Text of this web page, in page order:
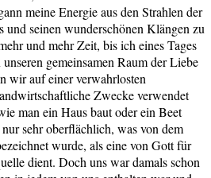
meine Energie aus den Strahlen der
und seinen wunderschönen Klängen zu
und mehr Zeit, bis ich eines Tages
gemeinsamen Raum der Liebe
wir auf einer verwahrlosten
Zwecke verwendet
man ein Haus baut oder ein Beet
sehr oberflächlich, was von dem
wurde, als eine von Gott für
dient. Doch uns war damals schon